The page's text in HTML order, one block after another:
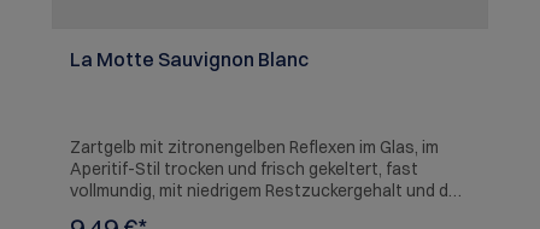
La Motte Sauvignon Blanc
Zartgelb mit zitronengelben Reflexen im Glas, im
Aperitif-Stil trocken und frisch gekeltert, fast
vollmundig, mit niedrigem Restzuckergehalt und der